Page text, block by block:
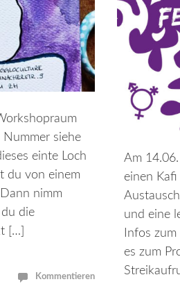
siehe
einte Loch
du von einem
nimm
die
[…]
Kommentieren
Am
einen
und eine
Infos
es zum